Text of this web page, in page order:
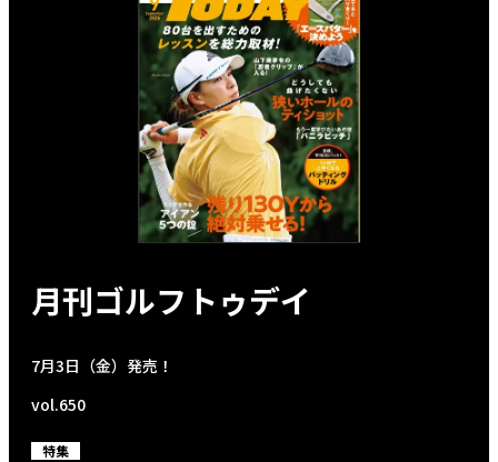
月刊ゴルフトゥデイ
7月3日（金）発売！
vol.650
特集